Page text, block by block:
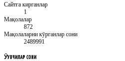
Сайтга кирганлар
1
Мақолалар
872
Мақолаларни кӯрганлар сони
2489991
ӮҚУВЧИЛАРСОНИ